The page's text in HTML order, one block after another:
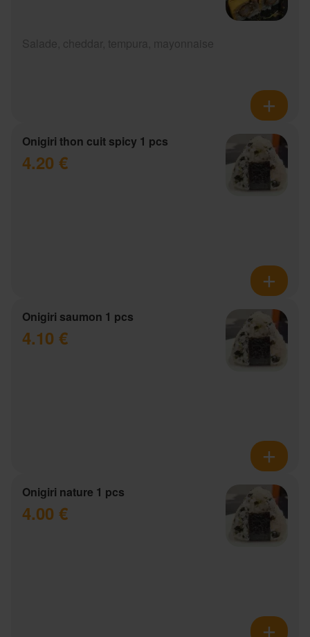
Onigiri thon cuit spicy 1 pcs
4.20 €
Onigiri saumon 1 pcs
4.10 €
Onigiri nature 1 pcs
4.00 €